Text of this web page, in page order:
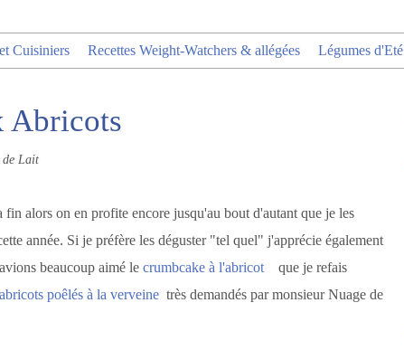
Cuisiniers Recettes Weight-Watchers & allégées Légumes d'Eté
Abricots
de Lait
fin alors on en profite encore jusqu'au bout d'autant que je les
année. Si je préfère les déguster "tel quel" j'apprécie également
beaucoup aimé le crumbcake à l'abricot
que je refais
abricots poêlés à la verveine très demandés par monsieur Nuage de